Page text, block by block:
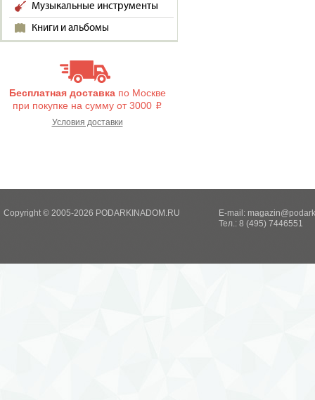
Музыкальные инструменты
Книги и альбомы
Бесплатная доставкапо Москве
при покупке на сумму от 3000 i
Условия доставки
Copyright © 2005-2026 PODARKINADOM.RU E-mail:
Тел.: 8 (495) 7446551